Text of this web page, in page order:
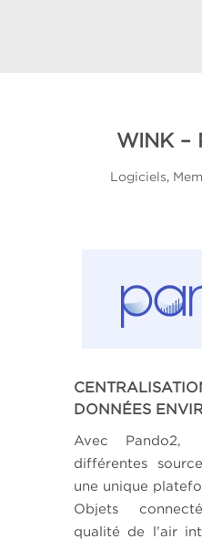
WINK –
Logiciels,
DONNÉES
Avec Pando2,
différentes
une unique
Objets
qualité de l’air